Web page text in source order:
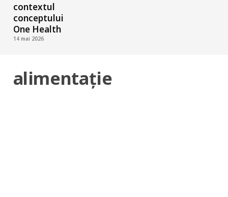
contextul
conceptului
One Health
14 mai 2026
alimentație